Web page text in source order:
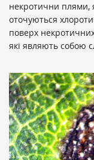
некротични плями,
оточуються
поверх
які являють собою